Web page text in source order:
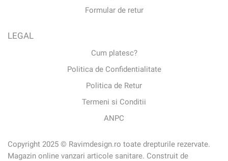
Formular de retur
LEGAL
Cum platesc?
Politica de Confidentialitate
Politica de Retur
Termeni si Conditii
ANPC
Copyright 2025 © Ravimdesign.ro toate drepturile rezervate.
Magazin online vanzari articole sanitare. Construit de